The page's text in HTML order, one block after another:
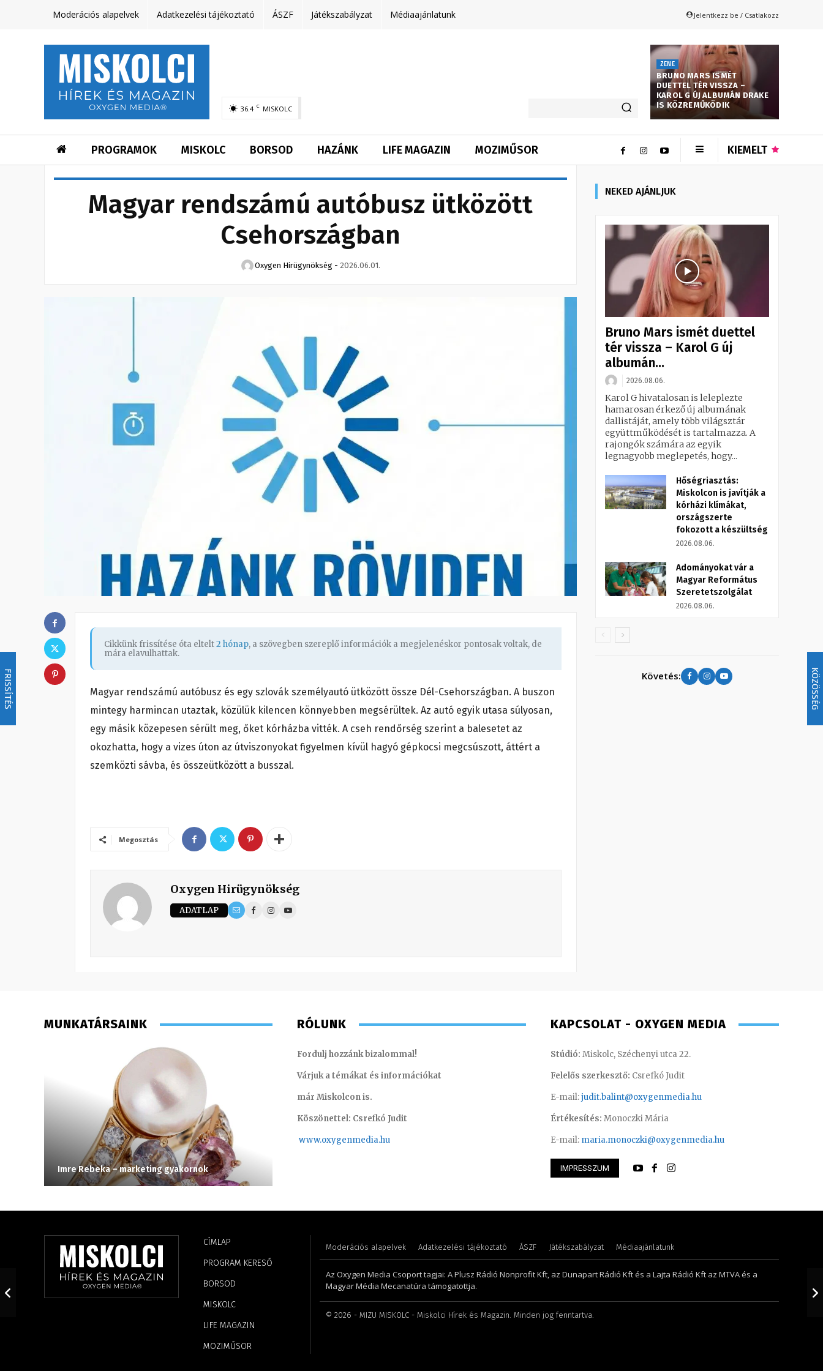
FRISSÍTÉS KÖZÖSSÉG
Moderációs alapelvek Adatkezelési tájékoztató ÁSZF Játékszabályzat Médiaajánlatunk Jelentkezz be / Csatlakozz
36.4 C MISKOLC
ZENE
BRUNO MARS ISMÉT
DUETTEL TÉR VISSZA –
KAROL G ÚJ ALBUMÁN DRAKE
IS KÖZREMŰKÖDIK
PROGRAMOK MISKOLC BORSOD HAZÁNK LIFE MAGAZIN MOZIMŰSOR KIEMELT
Magyar rendszámú autóbusz ütközött
Csehországban
Oxygen Hirügynökség - 2026.06.01.
Cikkünk frissítése óta eltelt2 hónap, a szövegben szereplő információk a megjelenéskor pontosak voltak, de
mára elavulhattak.
Magyar rendszámú autóbusz és egy szlovák személyautó ütközött össze Dél-Csehországban. A buszon
mintegy harmincan utaztak, közülük kilencen könnyebben megsérültek. Az autó egyik utasa súlyosan,
egy másik közepesen sérült meg, őket kórházba vitték. A cseh rendőrség szerint a balesetet az
okozhatta, hogy a vizes úton az útviszonyokat figyelmen kívül hagyó gépkocsi megcsúszott, áttért a
szemközti sávba, és összeütközött a busszal.
Megosztás
Oxygen Hirügynökség
ADATLAP
NEKED AJÁNLJUK
Bruno Mars ismét duettel
tér vissza – Karol G új
albumán...
2026.08.06.
Karol G hivatalosan is leleplezte
hamarosan érkező új albumának
dallistáját, amely több világsztár
együttműködését is tartalmazza. A
rajongók számára az egyik
legnagyobb meglepetés, hogy...
Hőségriasztás:
Miskolcon is javítják a
kórházi klímákat,
országszerte
fokozott a készültség
2026.08.06.
Adományokat vár a
Magyar Református
Szeretetszolgálat
2026.08.06.
Követés:
MUNKATÁRSAINK
Imre Rebeka – marketing gyakornok Farkasdi Gyula – technikus
RÓLUNK
Fordulj hozzánk bizalommal!
Várjuk a témákat és információkat
már Miskolcon is.
Köszönettel: Csrefkó Judit
www.oxygenmedia.hu
KAPCSOLAT - OXYGEN MEDIA
Stúdió: Miskolc, Széchenyi utca 22.
Felelős szerkesztő: Csrefkó Judit
E-mail:judit.balint@oxygenmedia.hu
Értékesítés: Monoczki Mária
E-mail: maria.monoczki@oxygenmedia.hu
IMPRESSZUM
CÍMLAP
PROGRAM KERESŐ
BORSOD
MISKOLC
LIFE MAGAZIN
MOZIMŰSOR
Moderációs alapelvek Adatkezelési tájékoztató ÁSZF Játékszabályzat Médiaajánlatunk
Az Oxygen Media Csoport tagjai: A Plusz Rádió Nonprofit Kft, az Dunapart Rádió Kft és a Lajta Rádió Kft az MTVA és a
Magyar Média Mecanatúra támogatottja.
© 2026 - MIZU MISKOLC - Miskolci Hírek és Magazin. Minden jog fenntartva.